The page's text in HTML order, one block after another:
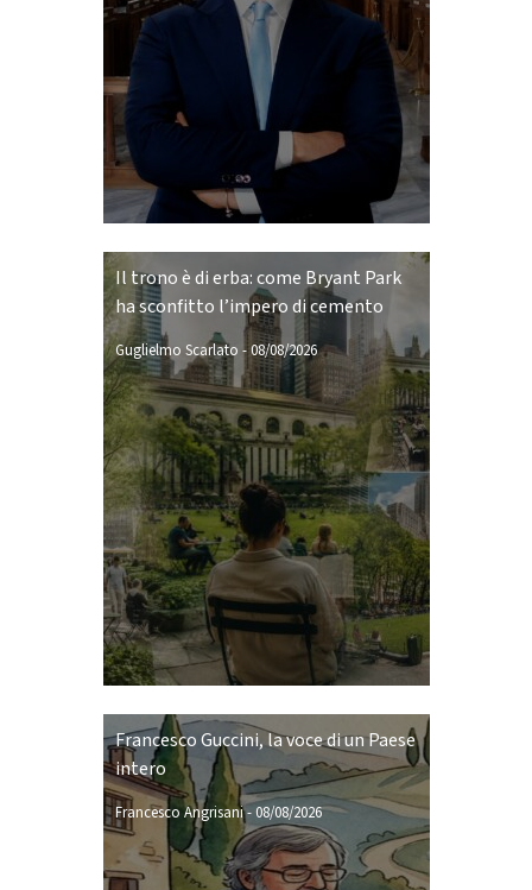
Il trono è di erba: come Bryant Park
ha sconfitto l’impero di cemento
Guglielmo Scarlato -08/08/2026
Francesco Guccini, la voce di un Paese
intero
Francesco Angrisani-08/08/2026